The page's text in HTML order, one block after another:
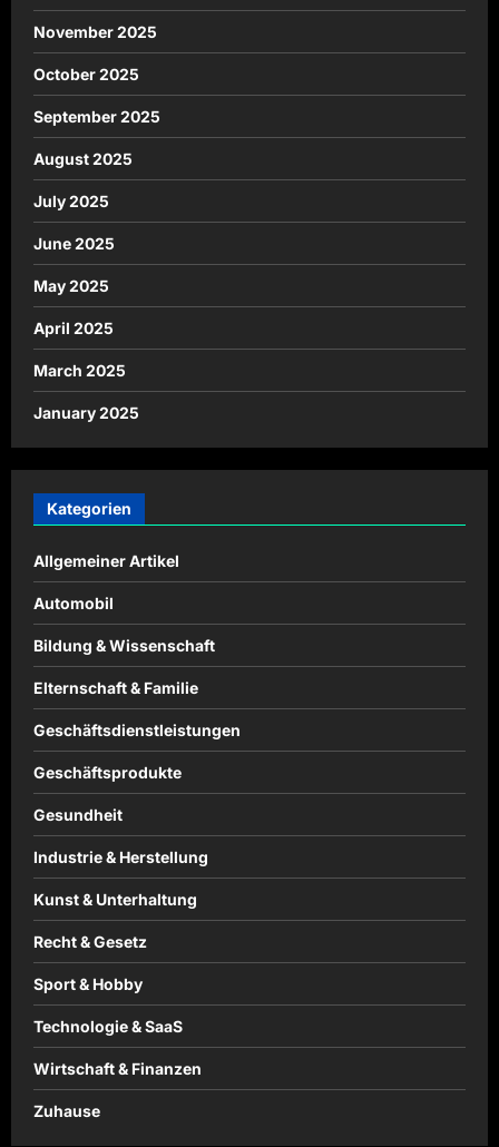
November 2025
October 2025
September 2025
August 2025
July 2025
June 2025
May 2025
April 2025
March 2025
January 2025
Kategorien
Allgemeiner Artikel
Automobil
Bildung & Wissenschaft
Elternschaft & Familie
Geschäftsdienstleistungen
Geschäftsprodukte
Gesundheit
Industrie & Herstellung
Kunst & Unterhaltung
Recht & Gesetz
Sport & Hobby
Technologie & SaaS
Wirtschaft & Finanzen
Zuhause